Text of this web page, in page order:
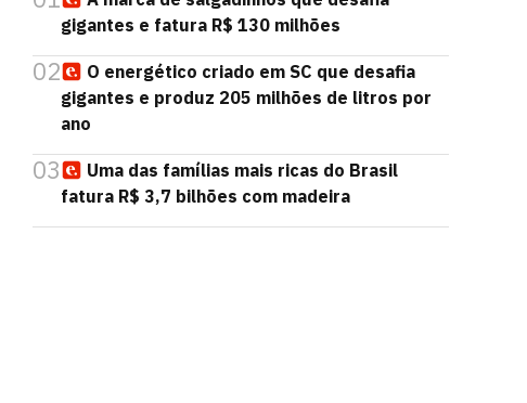
gigantes e fatura R$ 130 milhões
02
O energético criado em SC que desafia
gigantes e produz 205 milhões de litros por
ano
03
Uma das famílias mais ricas do Brasil
fatura R$ 3,7 bilhões com madeira